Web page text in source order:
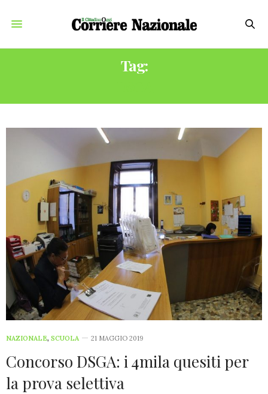
Tag:
NAZIONALE, SCUOLA 21 MAGGIO 2019
Concorso DSGA: i 4mila quesiti per
la prova selettiva